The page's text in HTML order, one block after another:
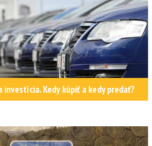
investícia. Kedy kúpiť a kedy predať?